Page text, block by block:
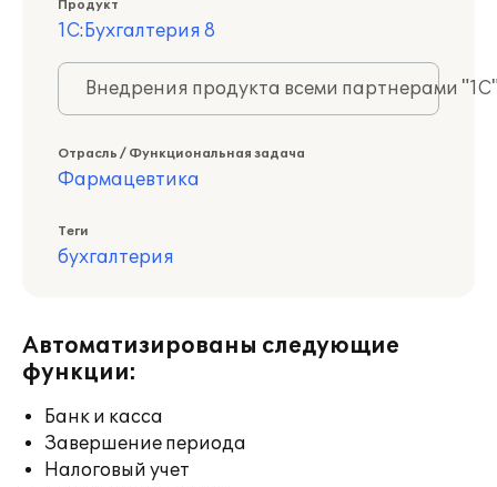
Продукт
1С:Бухгалтерия 8
Внедрения продукта всеми партнерами
Отрасль / Функциональная задача
Фармацевтика
Теги
бухгалтерия
Автоматизированы следующие
функции:
Банк и касса
Завершение периода
Налоговый учет